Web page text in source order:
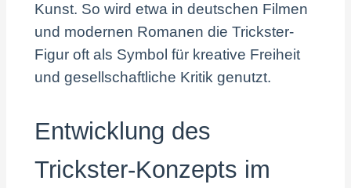
Kunst. So wird etwa in deutschen Filmen
und modernen Romanen die Trickster-
Figur oft als Symbol für kreative Freiheit
und gesellschaftliche Kritik genutzt.
Entwicklung des
Trickster-Konzepts im